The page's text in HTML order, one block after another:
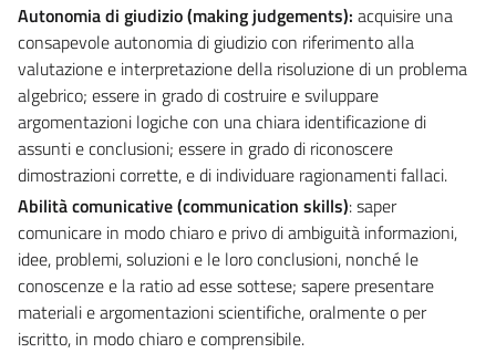
Autonomia di giudizio (making judgements): acquisire una
consapevole autonomia di giudizio con riferimento alla
valutazione e interpretazione della risoluzione di un problema
algebrico; essere in grado di costruire e sviluppare
argomentazioni logiche con una chiara identificazione di
assunti e conclusioni; essere in grado di riconoscere
dimostrazioni corrette, e di individuare ragionamenti fallaci.
Abilità comunicative (communication skills): saper
comunicare in modo chiaro e privo di ambiguità informazioni,
idee, problemi, soluzioni e le loro conclusioni, nonché le
conoscenze e la ratio ad esse sottese; sapere presentare
materiali e argomentazioni scientifiche, oralmente o per
iscritto, in modo chiaro e comprensibile.